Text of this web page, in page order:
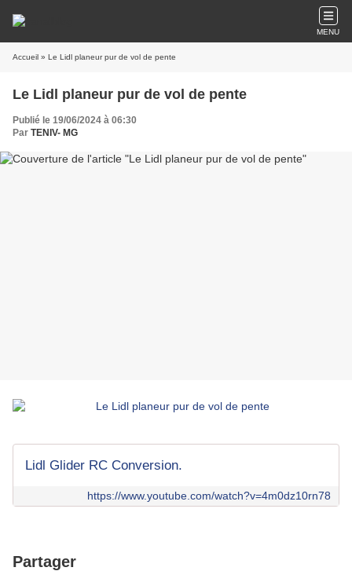
MENU
Accueil » Le Lidl planeur pur de vol de pente
Le Lidl planeur pur de vol de pente
Publié le 19/06/2024 à 06:30
Par TENIV- MG
Lidl Glider RC Conversion.
https://www.youtube.com/watch?v=4m0dz10rn78
Partager